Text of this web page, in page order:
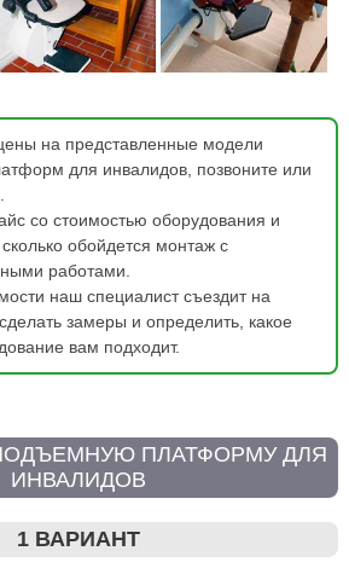
на представленные модели
для инвалидов, позвоните или
со стоимостью оборудования и
обойдется монтаж с
работами.
наш специалист съездит на
замеры и определить, какое
вам подходит.
ПЛАТФОРМУ ДЛЯ
ИНВАЛИДОВ
1 ВАРИАНТ